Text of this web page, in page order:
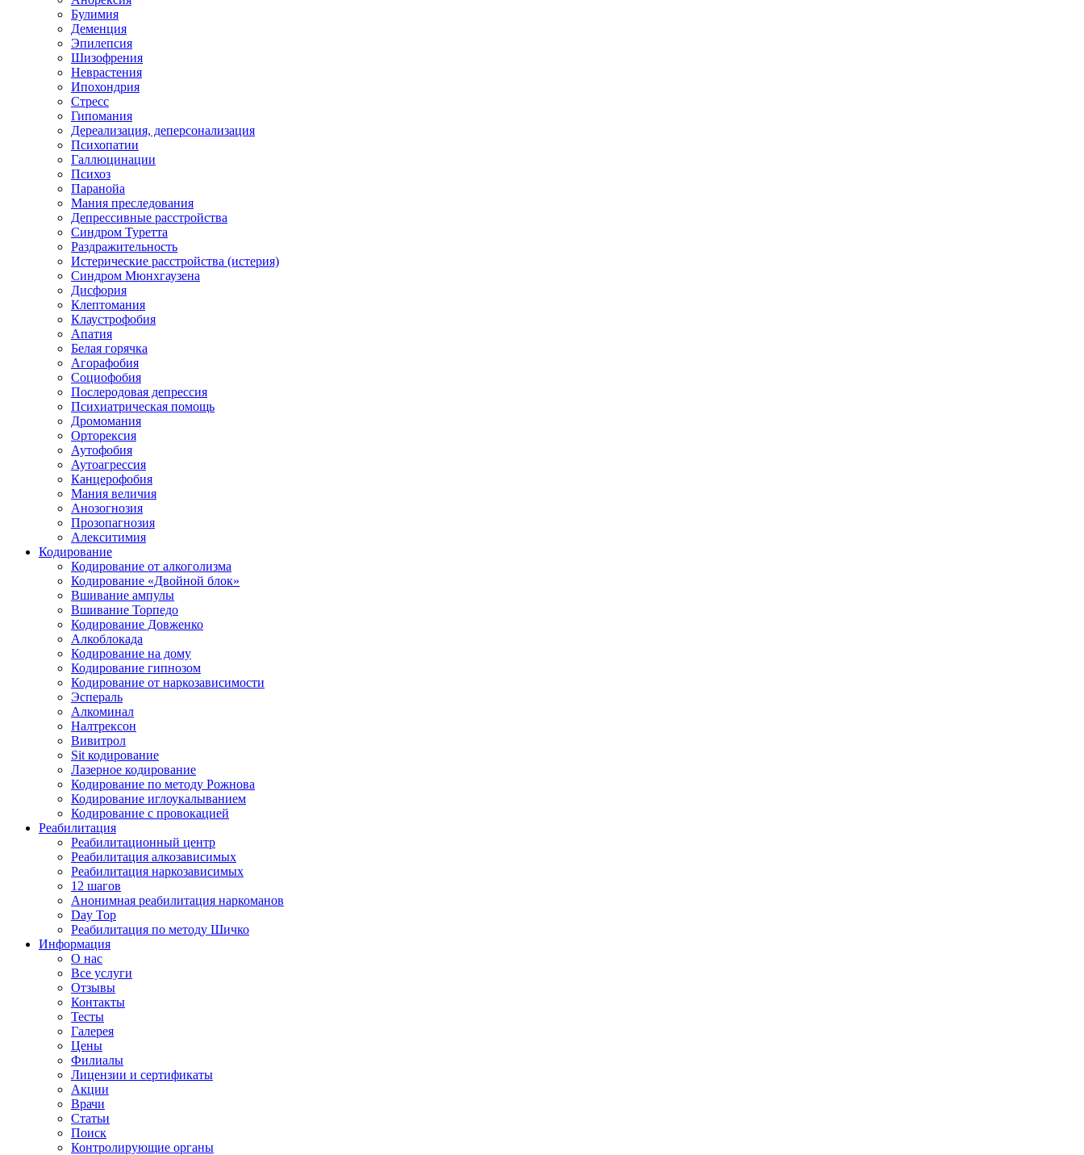
Булимия
Деменция
Эпилепсия
Шизофрения
Неврастения
Ипохондрия
Стресс
Гипомания
Дереализация, деперсонализация
Психопатии
Галлюцинации
Психоз
Паранойа
Мания преследования
Депрессивные расстройства
Синдром Туретта
Раздражительность
Истерические расстройства (истерия)
Синдром Мюнхгаузена
Дисфория
Клептомания
Клаустрофобия
Апатия
Белая горячка
Агорафобия
Социофобия
Послеродовая депрессия
Психиатрическая помощь
Дромомания
Орторексия
Аутофобия
Аутоагрессия
Канцерофобия
Мания величия
Анозогнозия
Прозопагнозия
Алекситимия
Кодирование
Кодирование от алкоголизма
Кодирование «Двойной блок»
Вшивание ампулы
Вшивание Торпедо
Кодирование Довженко
Алкоблокада
Кодирование на дому
Кодирование гипнозом
Кодирование от наркозависимости
Эспераль
Алкоминал
Налтрексон
Вивитрол
Sit кодирование
Лазерное кодирование
Кодирование по методу Рожнова
Кодирование иглоукалыванием
Кодирование с провокацией
Реабилитация
Реабилитационный центр
Реабилитация алкозависимых
Реабилитация наркозависимых
12 шагов
Анонимная реабилитация наркоманов
Day Top
Реабилитация по методу Шичко
Информация
О нас
Все услуги
Отзывы
Контакты
Тесты
Галерея
Цены
Филиалы
Лицензии и сертификаты
Акции
Врачи
Статьи
Поиск
Контролирующие органы